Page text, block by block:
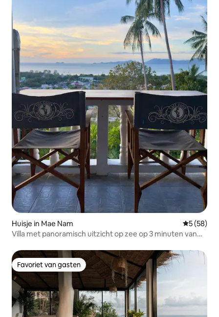
Huisje in Mae Nam
5 (58)
Villa met panoramisch uitzicht op zee op 3 minuten van
Favoriet van gasten
Favoriet van gasten